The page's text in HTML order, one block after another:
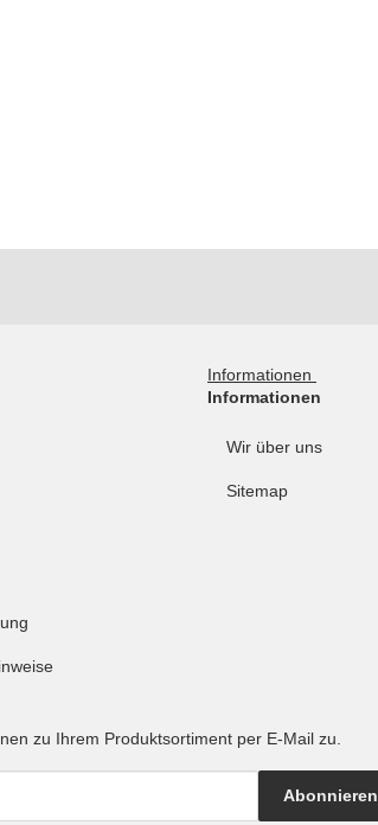
Informationen
Informationen
Wir über uns
Sitemap
zu Ihrem Produktsortiment per E-Mail zu.
Abonnieren